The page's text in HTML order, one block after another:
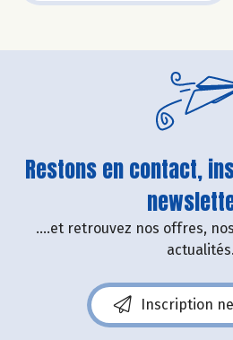
Restons en contact,
....et retrouvez nos offres,
actualités.
Inscription